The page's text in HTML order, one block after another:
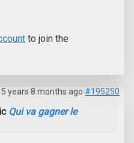
to join the
5 years 8 months ago #195250
Qui va gagner le